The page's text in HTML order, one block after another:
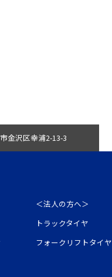
金沢区幸浦2-13-3
＜法人の方へ＞
トラックタイヤ
フォークリフトタイヤ